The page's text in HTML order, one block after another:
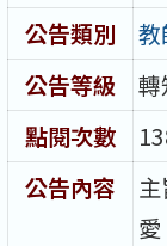
公告類別
公告等級
轉
點閱次數
公告內容